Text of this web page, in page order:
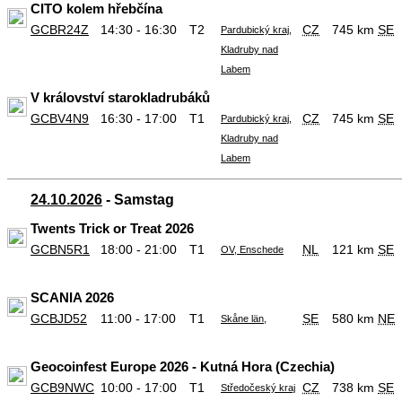
CITO kolem hřebčína
GCBR24Z 14:30 - 16:30 T2
Pardubický kraj,
Kladruby nad
Labem
CZ 745 km SE
V království starokladrubáků
GCBV4N9 16:30 - 17:00 T1
Pardubický kraj,
Kladruby nad
Labem
CZ 745 km SE
24.10.2026 - Samstag
Twents Trick or Treat 2026
GCBN5R1 18:00 - 21:00 T1 OV, Enschede NL 121 km SE
SCANIA 2026
GCBJD52 11:00 - 17:00 T1 Skåne län, SE 580 km NE
Geocoinfest Europe 2026 - Kutná Hora (Czechia)
GCB9NWC 10:00 - 17:00 T1 Středočeský kraj CZ 738 km SE